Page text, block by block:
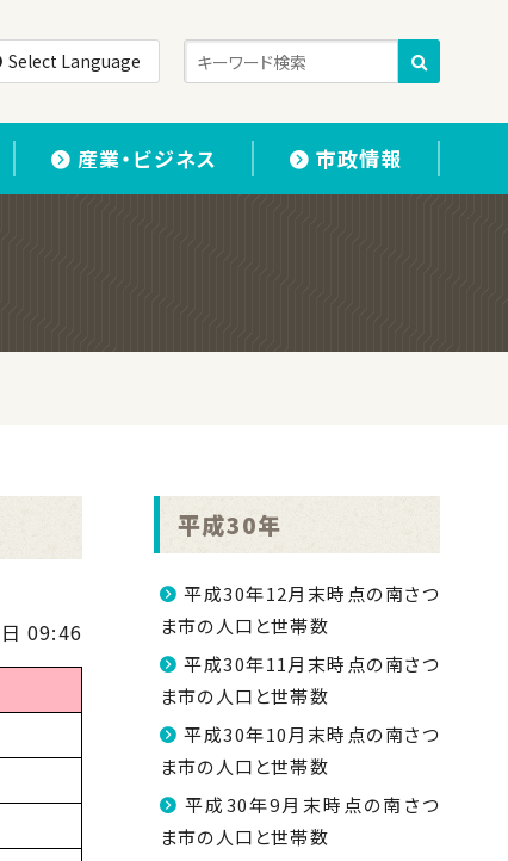
Select Language
産業・ビジネス 市政情報
09:46
平成30年
平成30年12月末時点の南さつ
ま市の人口と世帯数
平成30年11月末時点の南さつ
ま市の人口と世帯数
平成30年10月末時点の南さつ
ま市の人口と世帯数
平成30年9月末時点の南さつ
ま市の人口と世帯数